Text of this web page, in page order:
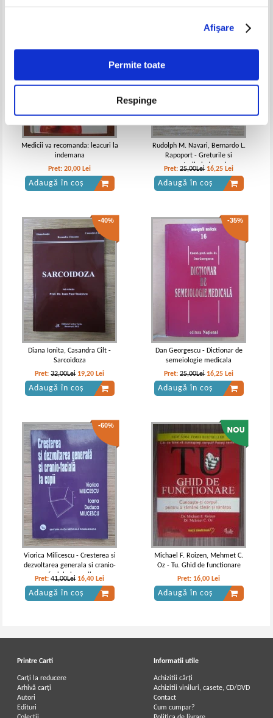
Afişare
Permite toate
Respinge
Medicii va recomanda: leacuri la
indemana
Pret:20,00 Lei
Adaugă în coș
Rudolph M. Navari, Bernardo L.
Rapoport - Greturile si
varsaturile induse de
chimioterapie
Pret:25,00Lei 16,25 Lei
Adaugă în coș
-40%
Diana Ionita, Casandra Cilt -
Sarcoidoza
Pret:32,00Lei 19,20 Lei
Adaugă în coș
-35%
Dan Georgescu - Dictionar de
semeiologie medicala
Pret:25,00Lei 16,25 Lei
Adaugă în coș
-60%
Viorica Milicescu - Cresterea si
dezvoltarea generala si cranio-
faciala la copii
Pret:41,00Lei 16,40 Lei
Adaugă în coș
Michael F. Roizen, Mehmet C.
Oz - Tu. Ghid de functionare
Pret: 16,00 Lei
Adaugă în coș
Printre Carti
Carți la reducere
Arhivă carți
Autori
Edituri
Informatii utile
Achizitii cărți
Achizitii viniluri, casete, CD/DVD
Contact
Cum cumpar?